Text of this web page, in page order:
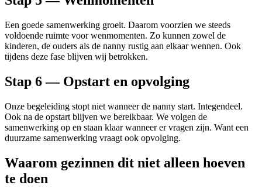
Een goede samenwerking groeit. Daarom voorzien we steeds
voldoende ruimte voor wenmomenten. Zo kunnen zowel de
kinderen, de ouders als de nanny rustig aan elkaar wennen. Ook
tijdens deze fase blijven wij betrokken.
Stap 6 — Opstart en opvolging
Onze begeleiding stopt niet wanneer de nanny start. Integendeel.
Ook na de opstart blijven we bereikbaar. We volgen de
samenwerking op en staan klaar wanneer er vragen zijn. Want een
duurzame samenwerking vraagt ook opvolging.
Waarom gezinnen dit niet alleen hoeven
te doen